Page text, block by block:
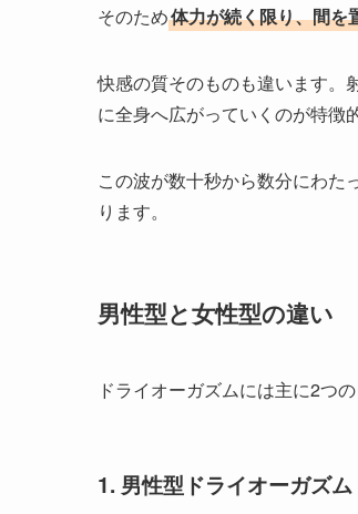
そのため体力が続く限り、間を
快感の質そのものも違います。
に全身へ広がっていくのが特徴的
この波が数十秒から数分にわた
ります。
男性型と女性型の違い
ドライオーガズムには主に2つ
1. 男性型ドライオーガズム